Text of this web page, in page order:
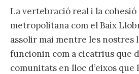
La vertebració real i la cohesió
metropolitana com el Baix
assolir mai mentre les nostres
funcionin com a cicatrius que
comunitats en lloc d’eixos que